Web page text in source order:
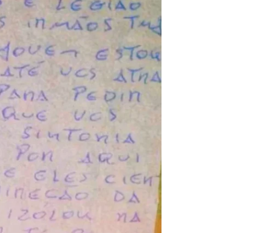
decisão da direção da unidade).
prisional há outros ‘sete inimigos’ e os mesmos
cartas abaixo).